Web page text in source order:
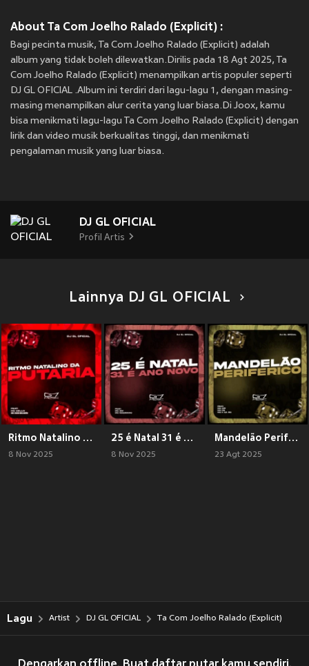
About Ta Com Joelho Ralado (Explicit) :
Bagi pecinta musik, Ta Com Joelho Ralado (Explicit) adalah
album yang tidak boleh dilewatkan.Dirilis pada 18 Agt 2025, Ta
Com Joelho Ralado (Explicit) menampilkan artis populer seperti
DJ GL OFICIAL .Album ini terdiri dari lagu-lagu 1, dengan masing-
masing menampilkan alur cerita yang luar biasa.Di Joox, kamu
bisa menikmati lagu-lagu Ta Com Joelho Ralado (Explicit) dengan
lirik dan video musik berkualitas tinggi, dan menikmati
pengalaman musik yang luar biasa.
DJ GL OFICIAL
Profil Artis
Lainnya DJ GL OFICIAL
Ritmo Natalino da Putaria (Explicit)
8 Nov 2025
25 é Natal 31 é Ano Novo (Explicit)
8 Nov 2025
Mandelão Periférico (Explicit)
23 Agt 2025
Lagu Artist DJ GL OFICIAL Ta Com Joelho Ralado (Explicit)